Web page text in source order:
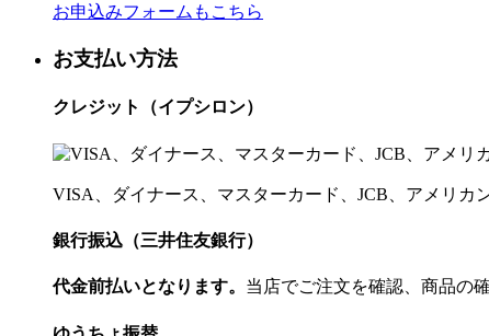
お申込みフォームもこちら
お支払い方法
クレジット（イプシロン）
VISA、ダイナース、マスターカード、JCB、アメリカ
銀行振込（三井住友銀行）
代金前払いとなります。 当店でご注文を確認、商品の